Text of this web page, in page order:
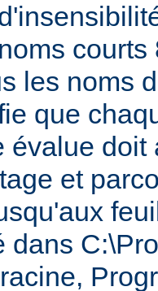
courts
les noms
que
évalue doit
et
dans